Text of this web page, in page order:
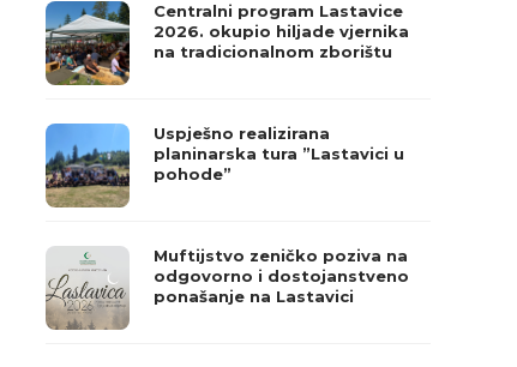
Centralni program Lastavice
2026. okupio hiljade vjernika
na tradicionalnom zborištu
Uspješno realizirana
planinarska tura ”Lastavici u
pohode”
Muftijstvo zeničko poziva na
odgovorno i dostojanstveno
ponašanje na Lastavici